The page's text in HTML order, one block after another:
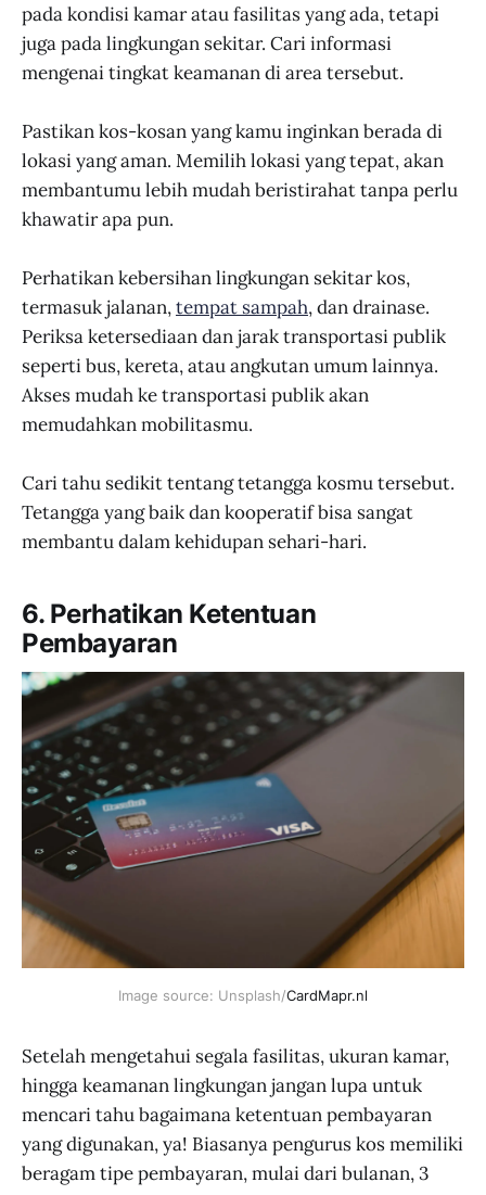
pada kondisi kamar atau fasilitas yang ada, tetapi
juga pada lingkungan sekitar. Cari informasi
mengenai tingkat keamanan di area tersebut.
Pastikan kos-kosan yang kamu inginkan berada di
lokasi yang aman. Memilih lokasi yang tepat, akan
membantumu lebih mudah beristirahat tanpa perlu
khawatir apa pun.
Perhatikan kebersihan lingkungan sekitar kos,
termasuk jalanan,tempat sampah, dan drainase.
Periksa ketersediaan dan jarak transportasi publik
seperti bus, kereta, atau angkutan umum lainnya.
Akses mudah ke transportasi publik akan
memudahkan mobilitasmu.
Cari tahu sedikit tentang tetangga kosmu tersebut.
Tetangga yang baik dan kooperatif bisa sangat
membantu dalam kehidupan sehari-hari.
6. Perhatikan Ketentuan
Pembayaran
Image source: Unsplash/CardMapr.nl
Setelah mengetahui segala fasilitas, ukuran kamar,
hingga keamanan lingkungan jangan lupa untuk
mencari tahu bagaimana ketentuan pembayaran
yang digunakan, ya! Biasanya pengurus kos memiliki
beragam tipe pembayaran, mulai dari bulanan, 3